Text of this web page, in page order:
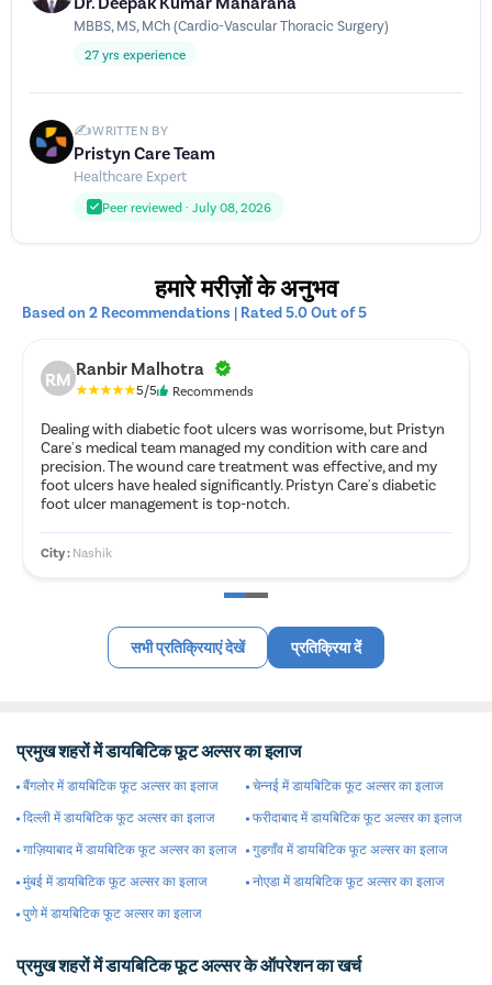
MBBS, MS, MCh (Cardio-Vascular Thoracic Surgery)
27 yrs experience
✍️WRITTEN BY
Pristyn Care Team
Healthcare Expert
Peer reviewed · July 08, 2026
हमारे मरीज़ों के अनुभव
Based on 2 Recommendations | Rated 5.0 Out of 5
RM Ranbir Malhotra
5/5 Recommends
Dealing with diabetic foot ulcers was worrisome, but Pristyn
Care's medical team managed my condition with care and
precision. The wound care treatment was effective, and my
foot ulcers have healed significantly. Pristyn Care's diabetic
foot ulcer management is top-notch.
City : Nashik
सभी प्रतिक्रियाएं देखें प्रतिक्रिया दें
प्रमुख शहरों में डायबिटिक फूट अल्सर का इलाज
बैंगलोर में डायबिटिक फूट अल्सर का इलाज चेन्नई में डायबिटिक फूट अल्सर का इलाज
दिल्ली में डायबिटिक फूट अल्सर का इलाज फरीदाबाद में डायबिटिक फूट अल्सर का इलाज
गाज़ियाबाद में डायबिटिक फूट अल्सर का इलाज गुडगाँव में डायबिटिक फूट अल्सर का इलाज
मुंबई में डायबिटिक फूट अल्सर का इलाज नोएडा में डायबिटिक फूट अल्सर का इलाज
पुणे में डायबिटिक फूट अल्सर का इलाज
प्रमुख शहरों में डायबिटिक फूट अल्सर के ऑपरेशन का खर्च